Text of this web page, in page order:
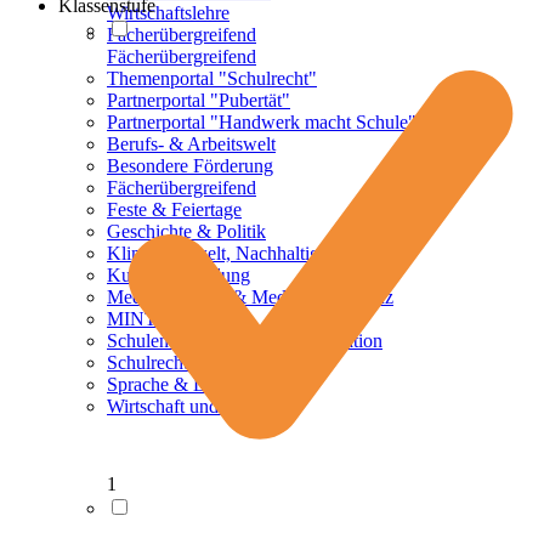
Wirtschaftslehre
Fächerübergreifend
Fächerübergreifend
Themenportal "Schulrecht"
Partnerportal "Pubertät"
Partnerportal "Handwerk macht Schule"
Berufs- & Arbeitswelt
Besondere Förderung
Fächerübergreifend
Feste & Feiertage
Geschichte & Politik
Klima, Umwelt, Nachhaltigkeit
Kulturelle Bildung
Mediennutzung & Medienkompetenz
MINT
Schulentwicklung und Organisation
Schulrecht
Sprache & Literatur
Wirtschaft und Finanzen
Klassenstufe
1